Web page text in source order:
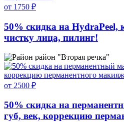
от 1750 ₽
50% скидка на
чистку лица, пилинг!
район "Вторая речка"
от 2500 ₽
50% скидка на
губ, век, коррекцию